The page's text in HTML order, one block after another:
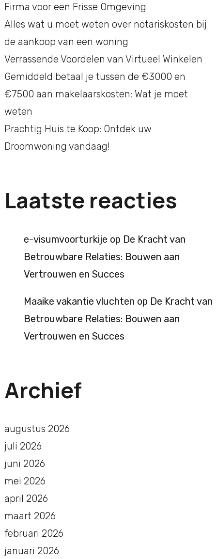
Firma voor een Frisse Omgeving
Alles wat u moet weten over notariskosten bij
de aankoop van een woning
Verrassende Voordelen van Virtueel Winkelen
Gemiddeld betaal je tussen de €3000 en
€7500 aan makelaarskosten: Wat je moet
weten
Prachtig Huis te Koop: Ontdek uw
Droomwoning vandaag!
Laatste reacties
e-visumvoorturkije op De Kracht van
Betrouwbare Relaties: Bouwen aan
Vertrouwen en Succes
Maaike vakantie vluchten op De Kracht van
Betrouwbare Relaties: Bouwen aan
Vertrouwen en Succes
Archief
augustus 2026
juli 2026
juni 2026
mei 2026
april 2026
maart 2026
februari 2026
januari 2026